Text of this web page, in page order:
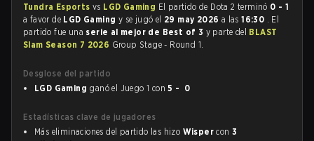
Tundra Esports vs LGD Gaming El partido de Dota 2 terminó 0 - 1
a favor de LGD Gaming y se jugó el 29 may 2026 a las16:30 . El
partido fue una serie al mejor de Best of 3 y parte del BLAST
Slam Season 7 2026 Group Stage - Round 1.
Desglose del partido
LGD Gaming ganó el Juego 1 con5 - 0
Estadísticas clave de jugadores
Más eliminaciones del partido las hizo Wisper con3